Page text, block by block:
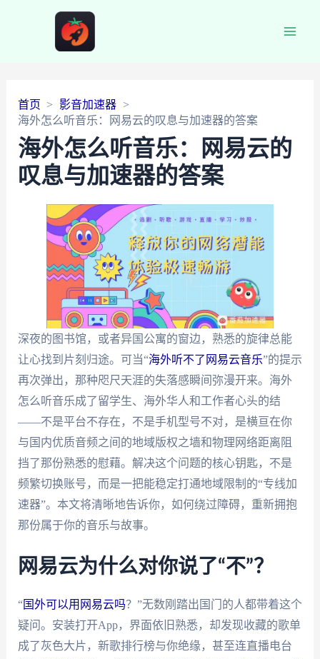
首页
影音加速器
海外怎么听音乐：网易云的叹息与加速器的答案
海外怎么听音乐：网易云的
叹息与加速器的答案
深夜的图书馆，或者异国公寓的窗边，熟悉的旋律总能
让心找到片刻归途。可当“海外听不了网易云音乐”的提示
再次弹出，那种咫尺天涯的失落感瞬间弥漫开来。海外
怎么听音乐成了留学生、海外华人和工作者心头的结
——不是平台不存在，不是手机型号不对，是横亘在你
与国内优质音频之间的地域版权之墙和物理网络距离阻
挡了那份熟悉的慰藉。解决这个问题的核心钥匙，不是
频繁切换账号，而是一把能稳定打通地域限制的“专线加
速器”。本文将清晰地告诉你，如何绕过障碍，重新拥抱
那份属于你的音乐与故事。
网易云为什么对你说了“不”？
“国外可以用网易云吗？”无数刚踏出国门的人都带着这个
疑问。安装打开App，界面依旧熟悉，却发现收藏的歌单
成了灰色大片，新歌排行榜与你绝缘，甚至连直播电台